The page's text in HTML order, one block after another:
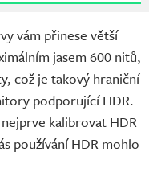
vám přinese větší
jasem 600 nitů,
což je takový hraniční
podporující HDR.
kalibrovat HDR
používání HDR mohlo